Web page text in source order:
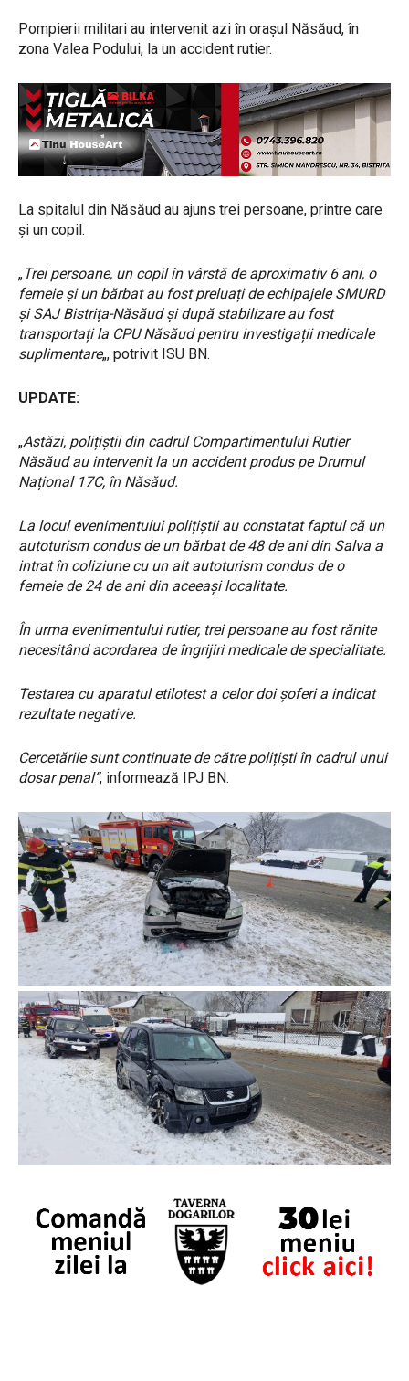
Pompierii militari au intervenit azi în orașul Năsăud, în
zona Valea Podului, la un accident rutier.
La spitalul din Năsăud au ajuns trei persoane, printre care
și un copil.
„Trei persoane, un copil în vârstă de aproximativ 6 ani, o
femeie și un bărbat au fost preluați de echipajele SMURD
și SAJ Bistrița-Năsăud și după stabilizare au fost
transportați la CPU Năsăud pentru investigații medicale
suplimentare„, potrivit ISU BN.
UPDATE:
„Astăzi, polițiștii din cadrul Compartimentului Rutier
Năsăud au intervenit la un accident produs pe Drumul
Național 17C, în Năsăud.
La locul evenimentului polițiștii au constatat faptul că un
autoturism condus de un bărbat de 48 de ani din Salva a
intrat în coliziune cu un alt autoturism condus de o
femeie de 24 de ani din aceeași localitate.
În urma evenimentului rutier, trei persoane au fost rănite
necesitând acordarea de îngrijiri medicale de specialitate.
Testarea cu aparatul etilotest a celor doi șoferi a indicat
rezultate negative.
Cercetările sunt continuate de către polițiști în cadrul unui
dosar penal”, informează IPJ BN.